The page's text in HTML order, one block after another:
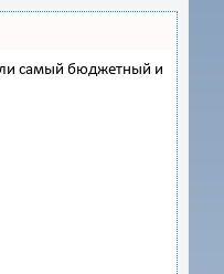
самый бюджетный и